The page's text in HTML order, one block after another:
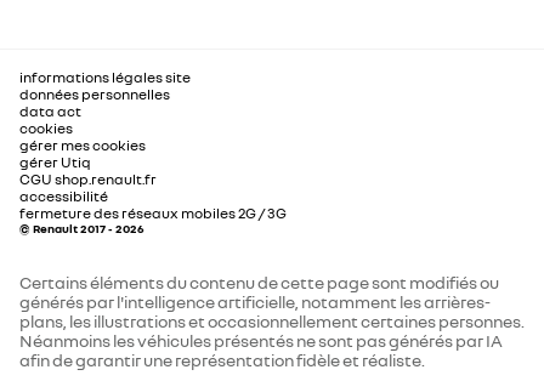
informations légales site
données personnelles
data act
cookies
gérer mes cookies
gérer Utiq
CGU shop.renault.fr
accessibilité
fermeture des réseaux mobiles 2G / 3G
© Renault 2017 - 2026
Certains éléments du contenu de cette page sont modifiés ou
générés par l'intelligence artificielle, notamment les arrières-
plans, les illustrations et occasionnellement certaines personnes.
Néanmoins les véhicules présentés ne sont pas générés par IA
afin de garantir une représentation fidèle et réaliste.